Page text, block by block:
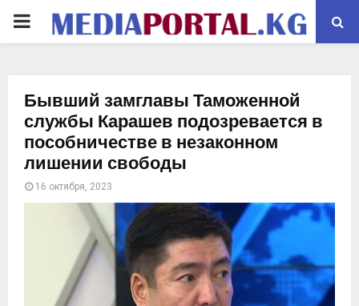
PRIMARY
Бывший замглавы Таможенной
службы Карашев подозревается в
пособничестве в незаконном
лишении свободы
16 октября, 2023